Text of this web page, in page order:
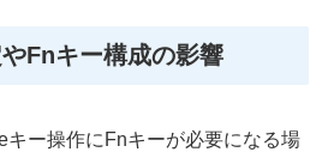
Fnキー構成の影響
キー操作にFnキーが必要になる場